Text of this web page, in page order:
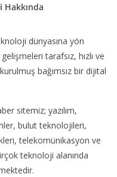
dünyasına yön
tarafsız, hızlı ve
bağımsız bir dijital
sitemiz; yazılım,
bulut teknolojileri,
telekomünikasyon ve
teknoloji alanında